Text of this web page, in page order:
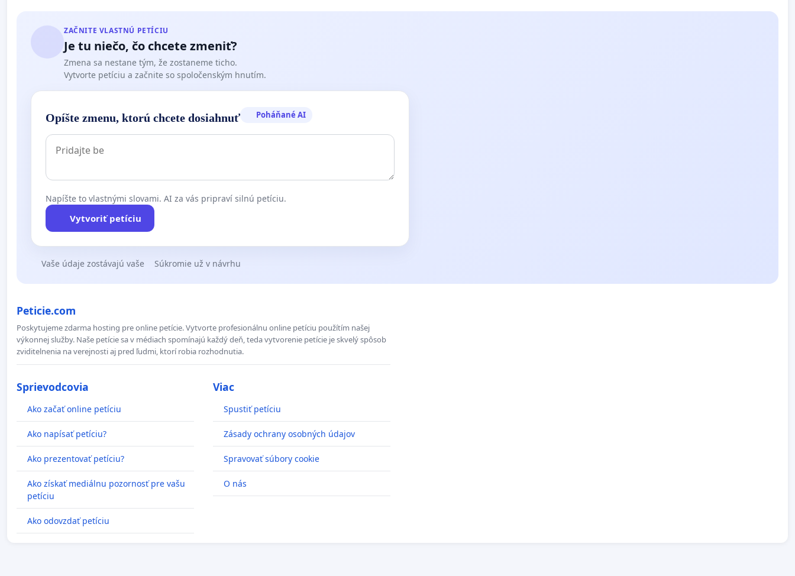
ZAČNITE VLASTNÚ PETÍCIU
Je tu niečo, čo chcete zmeniť?
Zmena sa nestane tým, že zostaneme ticho.
Vytvorte petíciu a začnite so spoločenským hnutím.
Opíšte zmenu, ktorú chcete dosiahnuť Poháňané AI
Napíšte to vlastnými slovami. AI za vás pripraví silnú petíciu.
Vytvoriť petíciu
Vaše údaje zostávajú vaše Súkromie už v návrhu
Peticie.com
Poskytujeme zdarma hosting pre online petície. Vytvorte profesionálnu online petíciu použítím našej
výkonnej služby. Naše petície sa v médiach spomínajú každý deň, teda vytvorenie petície je skvelý spôsob
zviditelnenia na verejnosti aj pred ľudmi, ktorí robia rozhodnutia.
Sprievodcovia
Ako začať online petíciu
Ako napísať petíciu?
Ako prezentovať petíciu?
Ako získať mediálnu pozornosť pre vašu
petíciu
Ako odovzdať petíciu
Viac
Spustiť petíciu
Zásady ochrany osobných údajov
Spravovať súbory cookie
O nás